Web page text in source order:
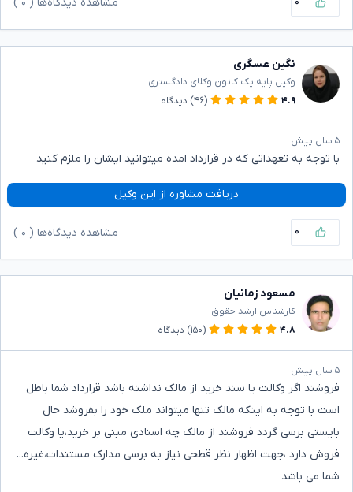
مشاهده دیدگاه‌ها ( ۰
نگین عسگری
وکیل پایه یک کانون وکلای دادگستری
۴.۹
(۴۶) دیدگاه
۵ سال پیش
با توجه به تعهداتی که در قرارداد امده میتوانید ایشان را ملزم کنید
دریافت مشاوره از این وکیل
۰ مشاهده دیدگاه‌ها ( ۰
مسعود زمانیان
کارشناس ارشد حقوق
۴.۸
(۱۵۰) دیدگاه
۵ سال پیش
فروشند اگر وکالت یا سند خرید از مالک نداشته باشد قرارداد شما باطل
است با توجه به اینکه مالک تنها میتواند ملک خود را بفروشد حال
بایستی برسی گردد فروشند از مالک چه اسنادی مبنی بر خرید،یا وکالت
فروش دارد ،جهت اظهار نظر قطحی نیاز به برسی مدارک مستندات،غیره...
شما می باشد